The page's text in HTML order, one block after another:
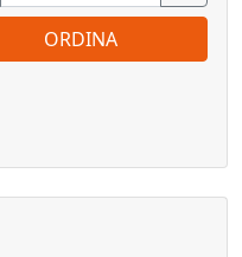
ORDINA